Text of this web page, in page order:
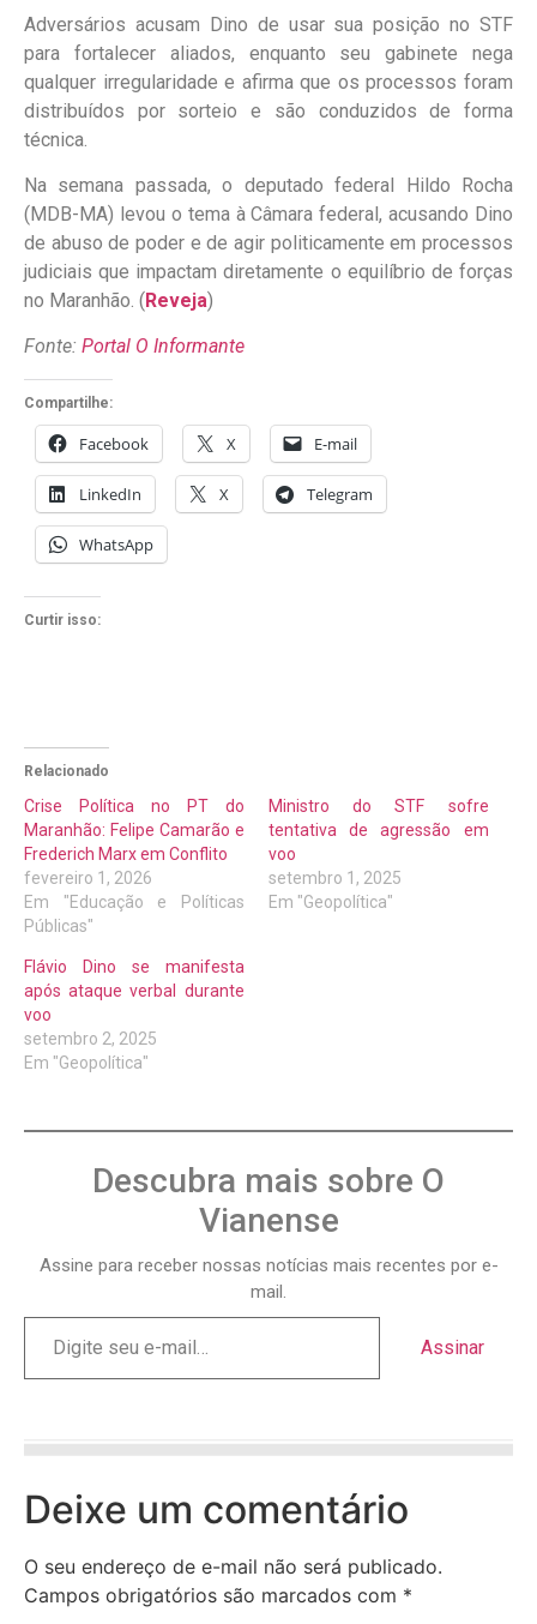
Adversários acusam Dino de usar sua posição no STF
para fortalecer aliados, enquanto seu gabinete nega
qualquer irregularidade e afirma que os processos foram
distribuídos por sorteio e são conduzidos de forma
técnica.
Na semana passada, o deputado federal Hildo Rocha
(MDB-MA) levou o tema à Câmara federal, acusando Dino
de abuso de poder e de agir politicamente em processos
judiciais que impactam diretamente o equilíbrio de forças
no Maranhão. (Reveja)
Fonte: Portal O Informante
Compartilhe:
Facebook X E-mail
LinkedIn X Telegram
WhatsApp
Curtir isso:
Relacionado
Crise Política no PT do
Maranhão: Felipe Camarão e
Frederich Marx em Conflito
fevereiro 1, 2026
Em "Educação e Políticas
Públicas"
Ministro do STF sofre
tentativa de agressão em
voo
setembro 1, 2025
Em "Geopolítica"
Flávio Dino se manifesta
após ataque verbal durante
voo
setembro 2, 2025
Em "Geopolítica"
Descubra mais sobre O
Vianense
Assine para receber nossas notícias mais recentes por e-
mail.
Assinar
Deixe um comentário
O seu endereço de e-mail não será publicado.
Campos obrigatórios são marcados com *